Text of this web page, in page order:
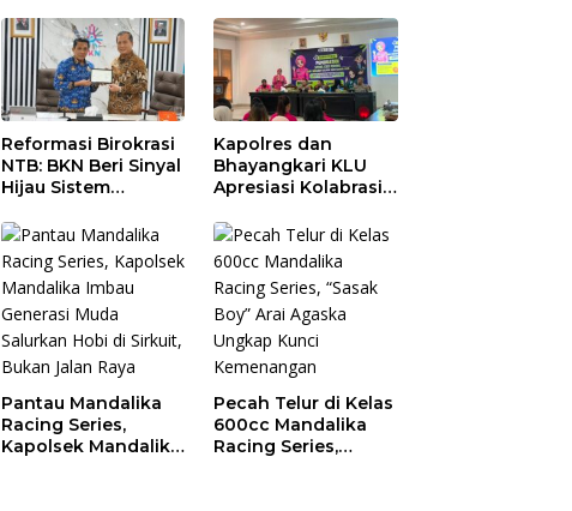
Reformasi Birokrasi
NTB: BKN Beri Sinyal
Hijau Sistem
ASN Pemprov NTB
Kapolres dan
Bhayangkari KLU
Apresiasi Kolabrasi
Unram, UIN dan Un
45 Ubah Sampah
Jadi Rupiah
Pantau Mandalika
Racing Series,
Kapolsek Mandalika
Pecah Telur di Kelas
600cc Mandalika
Racing Series,